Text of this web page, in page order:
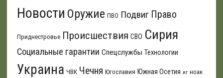
Новости Оружие ПВО Подвиг Право
Приднестровье Происшествия СВО Сирия
Социальные гарантии Спецслужбы Технологии
Украина ЧВК Чечня Югославия Южная Осетия иг ноак